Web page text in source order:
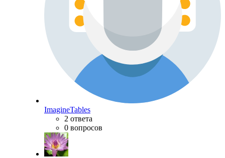
ImagineTables
2 ответа
0 вопросов